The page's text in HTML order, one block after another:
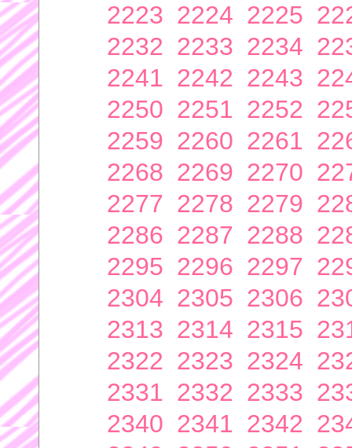
2223 2224 2225
2232 2233 2234
2241 2242 2243
2250 2251 2252
2259 2260 2261
2268 2269 2270
2277 2278 2279
2286 2287 2288
2295 2296 2297
2304 2305 2306
2313 2314 2315
2322 2323 2324
2331 2332 2333
2340 2341 2342